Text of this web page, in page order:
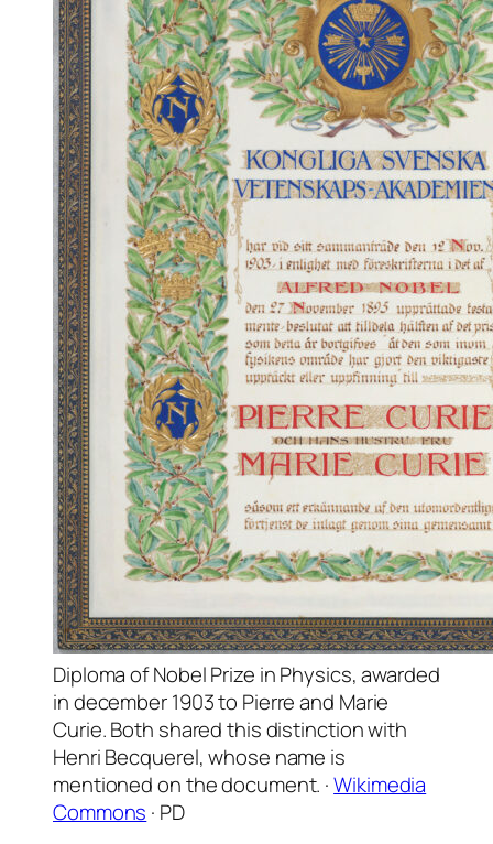
Diploma of Nobel Prize in Physics, awarded
in december 1903 to Pierre and Marie
Curie. Both shared this distinction with
Henri Becquerel, whose name is
mentioned on the document. ·Wikimedia
Commons · PD